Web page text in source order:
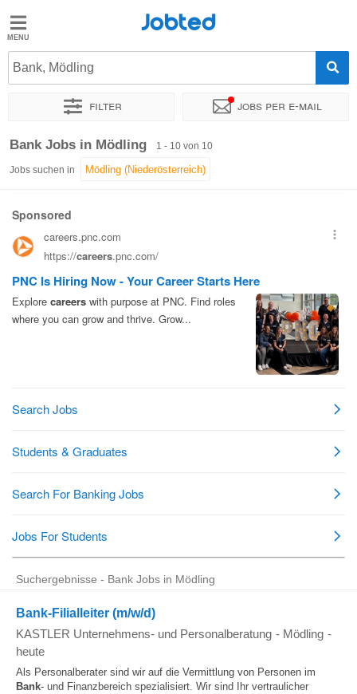
Jobted
Jobs
Jobted
Bank, Mödling
Filter Jobs per e-mail
Sortieren nach Genauer Standort
Bank Jobs in Mödling 1 - 10 von 10
Jobs suchen in
Suchergebnisse - Bank Jobs in Mödling
Bank-Filialleiter (m/w/d)
KASTLER Unternehmens- und Personalberatung - Mödling -
heute
Als Personalberater sind wir auf die Vermittlung von Personen im
Bank- und Finanzbereich spezialisiert. Wir sind Ihr vertraulicher